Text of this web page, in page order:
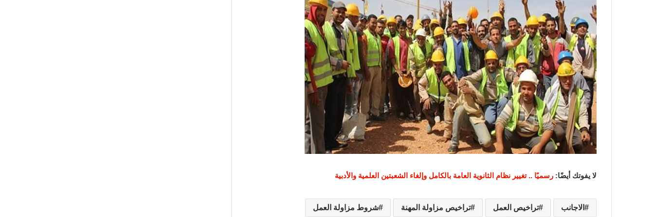
لا يفوتك أيضًا: رسميًا .. تغيير نظام الثانوية العامة بالكامل وإلغاء الشعبتين العلمية والأدبية
الاجانب تراخيص العمل تراخيص مزاولة المهنة شروط مزاولة العمل